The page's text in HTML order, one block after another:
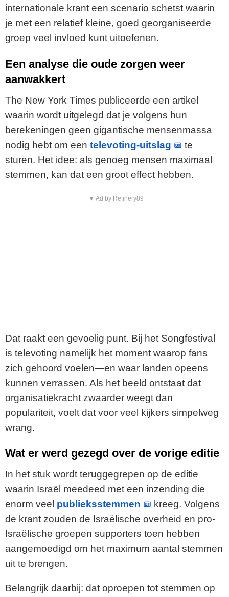
internationale krant een scenario schetst waarin
je met een relatief kleine, goed georganiseerde
groep veel invloed kunt uitoefenen.
Een analyse die oude zorgen weer
aanwakkert
The New York Times publiceerde een artikel
waarin wordt uitgelegd dat je volgens hun
berekeningen geen gigantische mensenmassa
nodig hebt om een televoting-uitslag
te
sturen. Het idee: als genoeg mensen maximaal
stemmen, kan dat een groot effect hebben.
▼ Ad by Refinery89
Dat raakt een gevoelig punt. Bij het Songfestival
is televoting namelijk het moment waarop fans
zich gehoord voelen—en waar landen opeens
kunnen verrassen. Als het beeld ontstaat dat
organisatiekracht zwaarder weegt dan
populariteit, voelt dat voor veel kijkers simpelweg
wrang.
Wat er werd gezegd over de vorige editie
In het stuk wordt teruggegrepen op de editie
waarin Israël meedeed met een inzending die
enorm veel publieksstemmen
kreeg. Volgens
de krant zouden de Israëlische overheid en pro-
Israëlische groepen supporters toen hebben
aangemoedigd om het maximum aantal stemmen
uit te brengen.
Belangrijk daarbij: dat oproepen tot stemmen op